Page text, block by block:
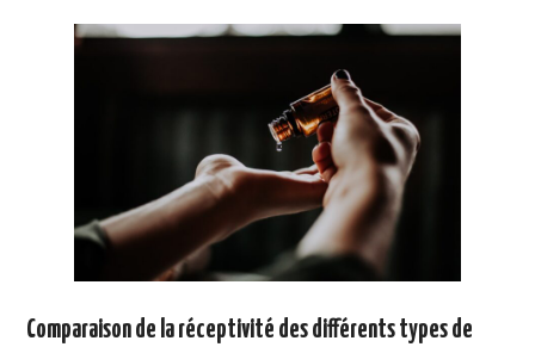
Comparaison de la réceptivité des différents types de